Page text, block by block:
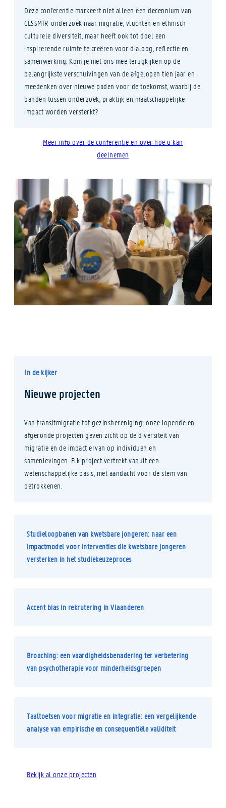
Deze conferentie markeert niet alleen een decennium van
CESSMIR-onderzoek naar migratie, vluchten en ethnisch-
culturele diversiteit, maar heeft ook tot doel een
inspirerende ruimte te creëren voor dialoog, reflectie en
samenwerking. Kom je met ons mee terugkijken op de
belangrijkste verschuivingen van de afgelopen tien jaar en
meedenken over nieuwe paden voor de toekomst, waarbij de
banden tussen onderzoek, praktijk en maatschappelijke
impact worden versterkt?
Meer info over de conferentie en over hoe u kan
deelnemen
In de kijker
Nieuwe projecten
Van transitmigratie tot gezinshereniging: onze lopende en
afgeronde projecten geven zicht op de diversiteit van
migratie en de impact ervan op individuen en
samenlevingen. Elk project vertrekt vanuit een
wetenschappelijke basis, mét aandacht voor de stem van
betrokkenen.
Studieloopbanen van kwetsbare jongeren: naar een
impactmodel voor interventies die kwetsbare jongeren
versterken in het studiekeuzeproces
Accent bias in rekrutering in Vlaanderen
Broaching: een vaardigheidsbenadering ter verbetering
van psychotherapie voor minderheidsgroepen
Taaltoetsen voor migratie en integratie: een vergelijkende
analyse van empirische en consequentiële validiteit
Bekijk al onze projecten